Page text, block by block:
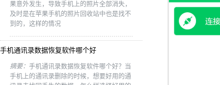
果意外发生，导致手机上的照片全部消失，
及时是在苹果手机的照片回收站中也是找不
到的，这样的情况
手机通讯录数据恢复软件哪个好
摘要： 手机通讯录数据恢复软件哪个好？当
手机上的通讯录删除的时候，想要好用的通